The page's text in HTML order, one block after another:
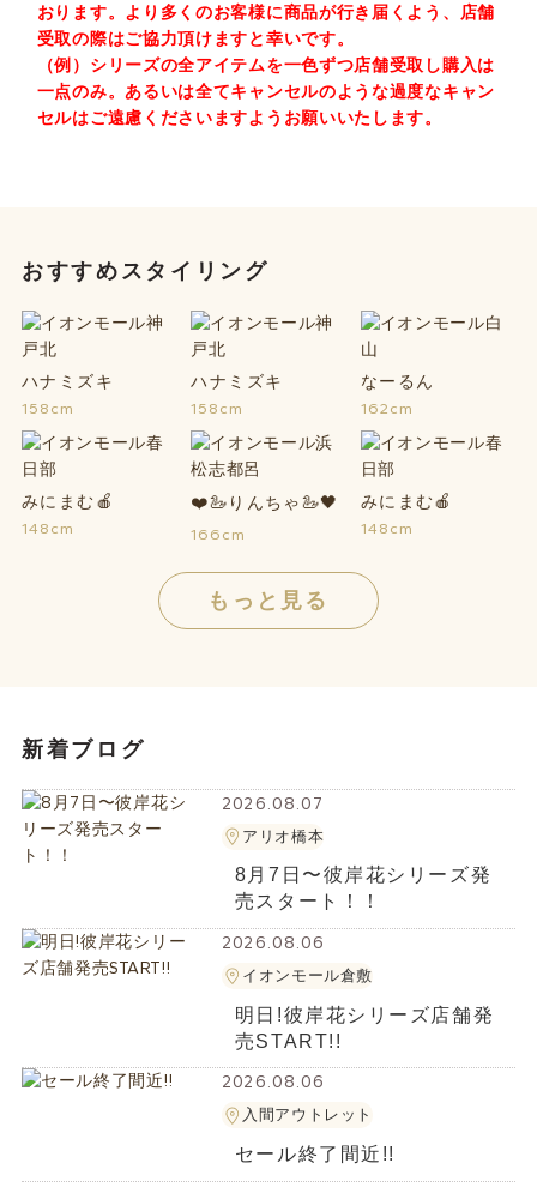
おります。より多くのお客様に商品が行き届くよう、店舗
受取の際はご協力頂けますと幸いです。
（例）シリーズの全アイテムを一色ずつ店舗受取し購入は
一点のみ。あるいは全てキャンセルのような過度なキャン
セルはご遠慮くださいますようお願いいたします。
おすすめスタイリング
ハナミズキ
158cm
ハナミズキ
158cm
なーるん
162cm
みにまむ🍎
148cm
❤️🦢りんちゃ🦢🖤
166cm
みにまむ🍎
148cm
もっと見る
新着ブログ
2026.08.07
アリオ橋本
8月7日〜彼岸花シリーズ発
売スタート！！
2026.08.06
イオンモール倉敷
明日!彼岸花シリーズ店舗発
売START!!
2026.08.06
入間アウトレット
セール終了間近!!